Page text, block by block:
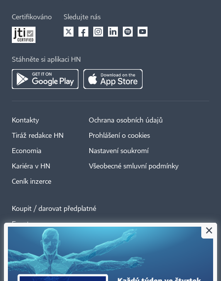
Certifikováno Sledujte nás
Stáhněte si aplikaci HN
Kontakty
Tiráž redakce HN
Economia
Kariéra v HN
Ceník inzerce
Ochrana osobních údajů
Prohlášení o cookies
Nastavení soukromí
Všeobecné smluvní podmínky
Koupit / darovat předplatné
Eventy
Newslettery
RSS kanály
×